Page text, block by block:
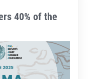
40% of the